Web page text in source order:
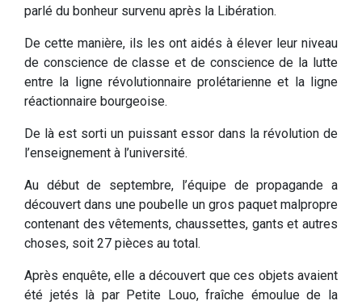
parlé du bonheur survenu après la Libération.
De cette manière, ils les ont aidés à élever leur niveau
de conscience de classe et de conscience de la lutte
entre la ligne révolutionnaire prolétarienne et la ligne
réactionnaire bourgeoise.
De là est sorti un puissant essor dans la révolution de
l’enseignement à l’université.
Au début de septembre, l’équipe de propagande a
découvert dans une poubelle un gros paquet malpropre
contenant des vêtements, chaussettes, gants et autres
choses, soit 27 pièces au total.
Après enquête, elle a découvert que ces objets avaient
été jetés là par Petite Louo, fraîche émoulue de la